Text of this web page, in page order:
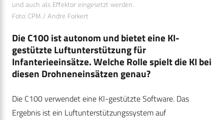
und auch als Effektor eingesetzt werden.
Foto: CPM / André Forkert
Die C100 ist autonom und bietet eine KI-
gestützte Luftunterstützung für
Infanterieeinsätze. Welche Rolle spielt die KI bei
diesen Drohneneinsätzen genau?
Die C100 verwendet eine KI-gestützte Software. Das
Ergebnis ist ein Luftunterstützungssystem auf